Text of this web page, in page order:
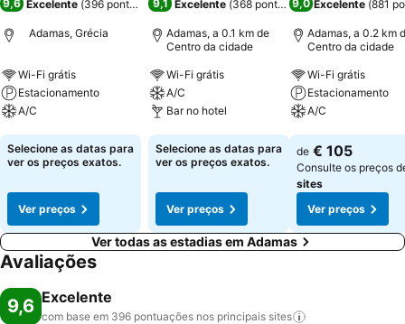
9,6 Excelente (396 pontuações)
Adamas, Grécia
Wi-Fi grátis
Estacionamento
A/C
Ver preços
Selecione as datas para
ver os preços exatos.
Ver preços
9,1 Excelente (368 pontuações)
Adamas, a 0.1 km de
Centro da cidade
Wi-Fi grátis
A/C
Bar no hotel
Ver preços
Selecione as datas para
ver os preços exatos.
Ver preços
9,0 Excelente (881
Adamas, a 0.2 km
Centro da cidade
Wi-Fi grátis
Estacionamento
A/C
Ver preços
de € 105
Consulte os preços
sites
Ver preços
Ver todas as estadias em Adamas
Avaliações
9,6 Excelente
com base em 396 pontuações nos principais sites